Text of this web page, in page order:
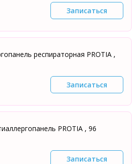
Записаться
респираторная PROTIA ,
Записаться
PROTIA , 96
Записаться